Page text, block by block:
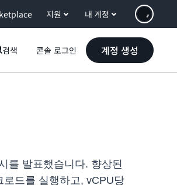
지원 내 계정
검색 콘솔 로그인 계정 생성
를 발표했습니다. 향상된
드를 실행하고, vCPU당